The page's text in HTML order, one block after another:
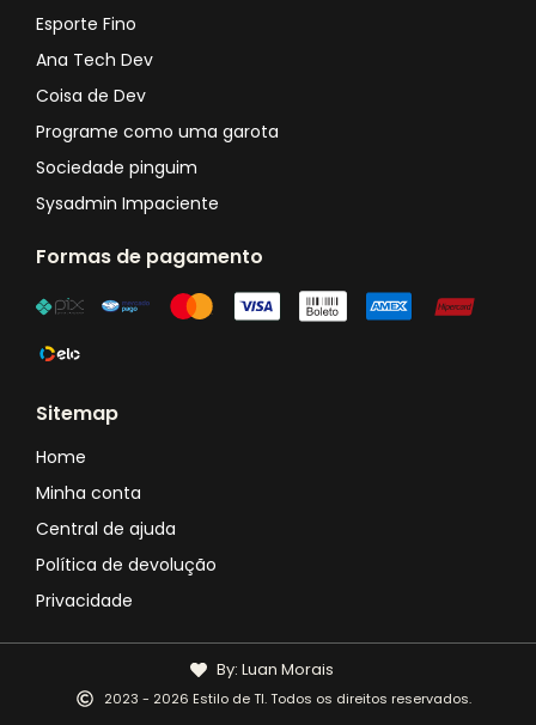
Esporte Fino
Ana Tech Dev
Coisa de Dev
Programe como uma garota
Sociedade pinguim
Sysadmin Impaciente
Formas de pagamento
Sitemap
Home
Minha conta
Central de ajuda
Política de devolução
Privacidade
2023 - 2026 Estilo de TI. Todos os direitos reservados.
By: Luan Morais